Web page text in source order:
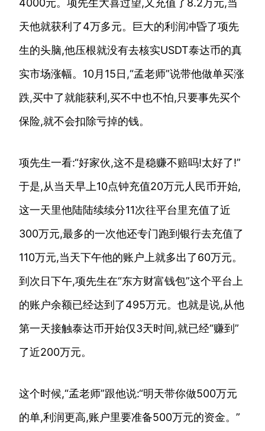
4000元。项先生大喜过望,又充值了8.2万元,当
天他就获利了4万多元。巨大的利润冲昏了项先
生的头脑,他压根就没有去核实USDT泰达币的真
实市场涨幅。10月15日,“孟老师”说带他做单买涨
跌,买中了就能获利,买不中也不怕,只要事先买个
保险,就不会扣除亏掉的钱。
项先生一看:“好家伙,这不是稳赚不赔吗!太好了!”
于是,从当天早上10点钟充值20万元人民币开始,
这一天里他陆陆续续分11次往平台里充值了近
300万元,最多的一次他还专门跑到银行去充值了
110万元,当天下午他的账户上就多出了60万元。
到次日下午,项先生在“东方财富钱包”这个平台上
的账户余额已经达到了495万元。也就是说,从他
第一天接触泰达币开始仅3天时间,就已经“赚到”
了近200万元。
这个时候,“孟老师”跟他说:“明天带你做500万元
的单,利润更高,账户里要准备500万元的资金。”